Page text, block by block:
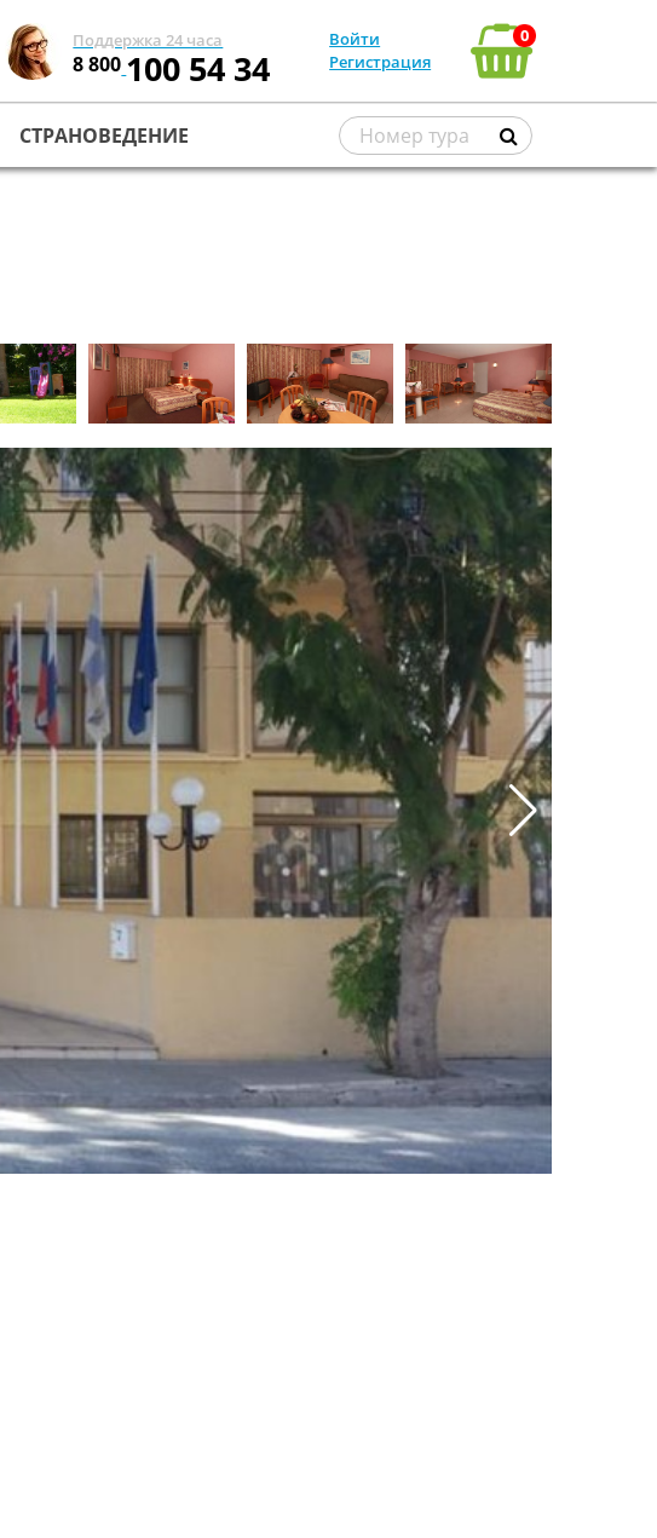
Поддержка 24 часа
8 800100 54 34
Войти
Регистрация
0
СТРАНОВЕДЕНИЕ